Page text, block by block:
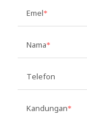
Emel
Nama
Telefon
Kandungan